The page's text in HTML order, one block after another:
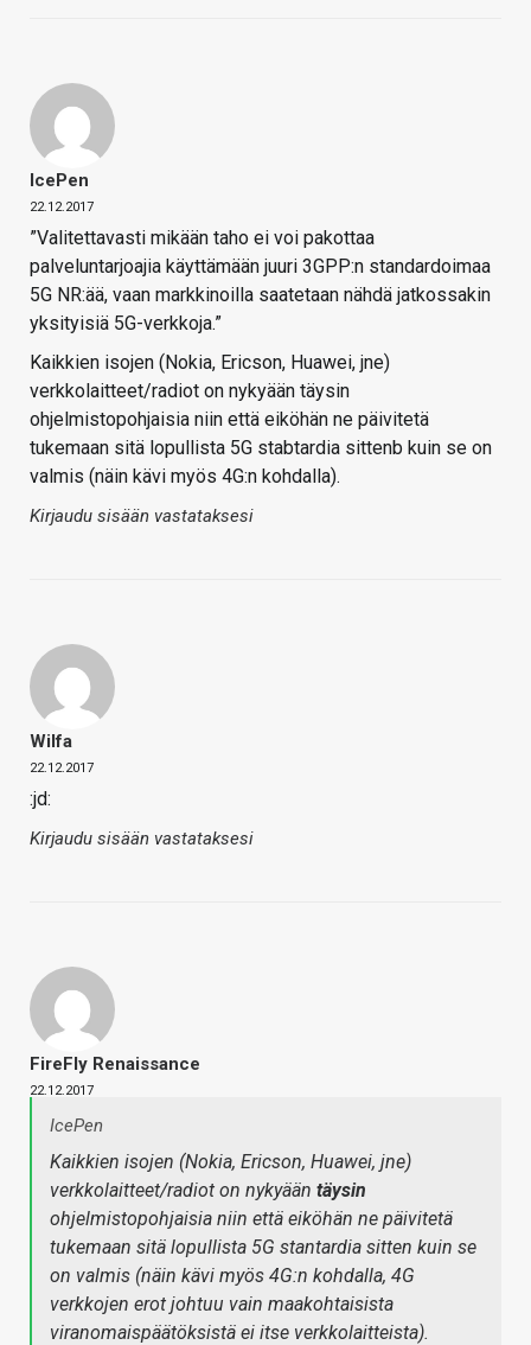
IcePen
22.12.2017
”Valitettavasti mikään taho ei voi pakottaa
palveluntarjoajia käyttämään juuri 3GPP:n standardoimaa
5G NR:ää, vaan markkinoilla saatetaan nähdä jatkossakin
yksityisiä 5G-verkkoja.”
Kaikkien isojen (Nokia, Ericson, Huawei, jne)
verkkolaitteet/radiot on nykyään täysin
ohjelmistopohjaisia niin että eiköhän ne päivitetä
tukemaan sitä lopullista 5G stabtardia sittenb kuin se on
valmis (näin kävi myös 4G:n kohdalla).
Kirjaudu sisään vastataksesi
Wilfa
22.12.2017
:jd:
Kirjaudu sisään vastataksesi
FireFly Renaissance
22.12.2017
IcePen
Kaikkien isojen (Nokia, Ericson, Huawei, jne)
verkkolaitteet/radiot on nykyään täysin
ohjelmistopohjaisia niin että eiköhän ne päivitetä
tukemaan sitä lopullista 5G stantardia sitten kuin se
on valmis (näin kävi myös 4G:n kohdalla, 4G
verkkojen erot johtuu vain maakohtaisista
viranomaispäätöksistä ei itse verkkolaitteista).